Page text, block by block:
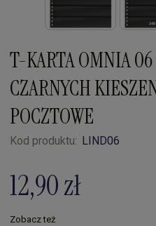
T-KARTA OMNIA
CZARNYCH
POCZTOWE
Kod produktu: LIND06
12,90 zł
Zobacz też